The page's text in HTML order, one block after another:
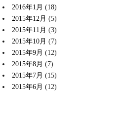
2016年1月 (18)
2015年12月 (5)
2015年11月 (3)
2015年10月 (7)
2015年9月 (12)
2015年8月 (7)
2015年7月 (15)
2015年6月 (12)